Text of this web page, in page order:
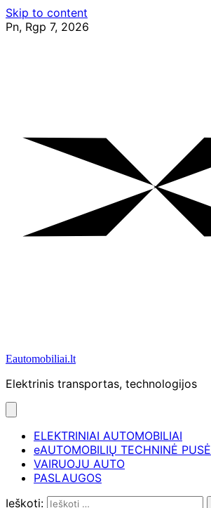
Skip to content
Pn, Rgp 7, 2026
Eautomobiliai.lt
Elektrinis transportas, technologijos
ELEKTRINIAI AUTOMOBILIAI
eAUTOMOBILIŲ TECHNINĖ PUSĖ
VAIRUOJU AUTO
PASLAUGOS
Ieškoti: